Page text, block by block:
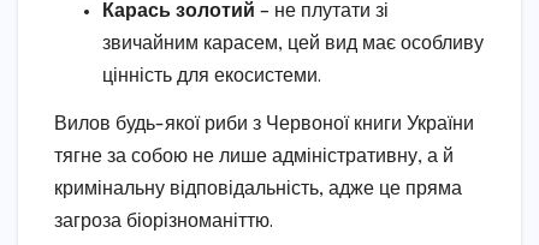
Карась золотий – не плутати зі
звичайним карасем, цей вид має особливу
цінність для екосистеми.
Вилов будь-якої риби з Червоної книги України
тягне за собою не лише адміністративну, а й
кримінальну відповідальність, адже це пряма
загроза біорізноманіттю.